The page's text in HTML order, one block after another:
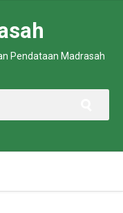
Pendataan Madrasah